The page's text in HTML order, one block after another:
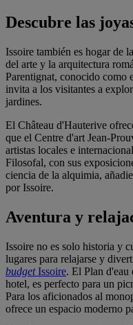
Descubre las
Issoire también es hogar de
del arte y la arquitectura
Parentignat, conocido como
invita a los visitantes a
jardines.
El Château d'Hauterive
que el Centre d'art Jean-
artistas locales e
Filosofal, con sus
ciencia de la alquimia,
por Issoire.
Aventura y
Issoire no es solo historia y
lugares para relajarse y
budgetIssoire. El Plan d'eau
hotel, es perfecto para un
Para los aficionados al
ofrece un espacio moderno